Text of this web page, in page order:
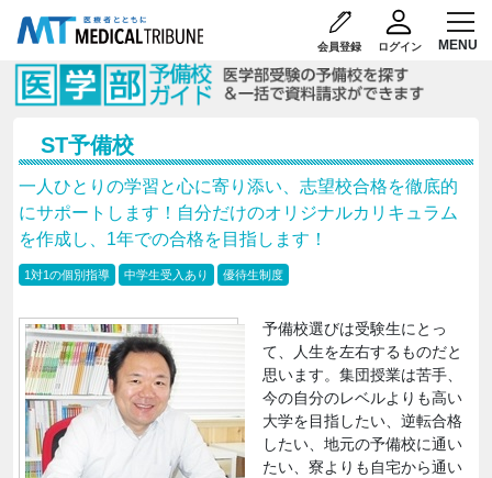
会員登録 ログイン
ST予備校
一人ひとりの学習と心に寄り添い、志望校合格を徹底的
にサポートします！自分だけのオリジナルカリキュラム
を作成し、1年での合格を目指します！
1対1の個別指導 中学生受入あり 優待生制度
予備校選びは受験生にとっ
て、人生を左右するものだと
思います。集団授業は苦手、
今の自分のレベルよりも高い
大学を目指したい、逆転合格
したい、地元の予備校に通い
たい、寮よりも自宅から通い